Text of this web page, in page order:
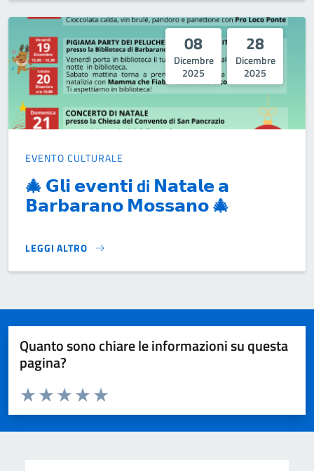
08
Dicembre
2025
28
Dicembre
2025
EVENTO CULTURALE
🎄 𝗚𝗹𝗶 𝗲𝘃𝗲𝗻𝘁𝗶 di 𝗡𝗮𝘁𝗮𝗹𝗲 𝗮
𝗕𝗮𝗿𝗯𝗮𝗿𝗮𝗻𝗼 𝗠𝗼𝘀𝘀𝗮𝗻𝗼 🎄
LEGGI ALTRO
🎄 𝗚𝗹𝗶 𝗲𝘃𝗲𝗻𝘁𝗶 DI 𝗡𝗮𝘁𝗮𝗹𝗲 𝗮 𝗕𝗮𝗿𝗯𝗮𝗿𝗮𝗻𝗼 𝗠𝗼𝘀𝘀𝗮𝗻𝗼 🎄}
Quanto sono chiare le informazioni su questa
pagina?
Domanda
Valuta da 1 a 5 stelle la pagina
Valuta 5 stelle su 5
Valuta 4 stelle su 5
Valuta 3 stelle su 5
Valuta 2 stelle su 5
Valuta 1 stelle su 5